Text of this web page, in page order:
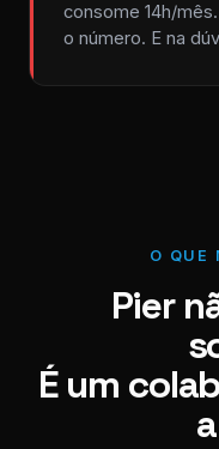
consome 14h/
o número. E na
O QUE
Pier
É um